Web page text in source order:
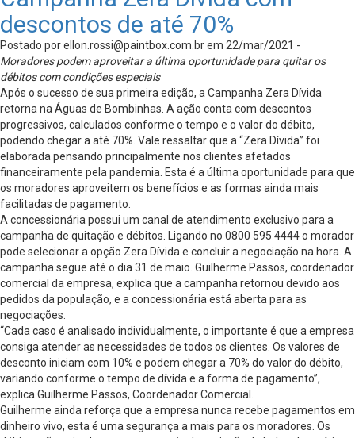
descontos de até 70%
Postado porellon.rossi@paintbox.com.brem 22/mar/2021 -
Moradores podem aproveitar a última oportunidade para quitar os
débitos com condições especiais
Após o sucesso de sua primeira edição, a Campanha Zera Dívida
retorna na Águas de Bombinhas. A ação conta com descontos
progressivos, calculados conforme o tempo e o valor do débito,
podendo chegar a até 70%. Vale ressaltar que a “Zera Dívida” foi
elaborada pensando principalmente nos clientes afetados
financeiramente pela pandemia. Esta é a última oportunidade para que
os moradores aproveitem os benefícios e as formas ainda mais
facilitadas de pagamento.
A concessionária possui um canal de atendimento exclusivo para a
campanha de quitação e débitos. Ligando no 0800 595 4444 o morador
pode selecionar a opção Zera Dívida e concluir a negociação na hora. A
campanha segue até o dia 31 de maio. Guilherme Passos, coordenador
comercial da empresa, explica que a campanha retornou devido aos
pedidos da população, e a concessionária está aberta para as
negociações.
“Cada caso é analisado individualmente, o importante é que a empresa
consiga atender as necessidades de todos os clientes. Os valores de
desconto iniciam com 10% e podem chegar a 70% do valor do débito,
variando conforme o tempo de dívida e a forma de pagamento”,
explica Guilherme Passos, Coordenador Comercial.
Guilherme ainda reforça que a empresa nunca recebe pagamentos em
dinheiro vivo, esta é uma segurança a mais para os moradores. Os